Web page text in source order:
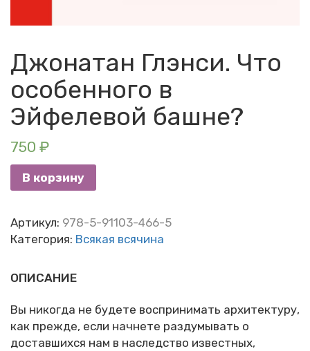
Джонатан Глэнси. Что
особенного в
Эйфелевой башне?
750 ₽
В корзину
Артикул: 978-5-91103-466-5
Категория: Всякая всячина
ОПИСАНИЕ
Вы никогда не будете воспринимать архитектуру,
как прежде, если начнете раздумывать о
доставшихся нам в наследство известных,